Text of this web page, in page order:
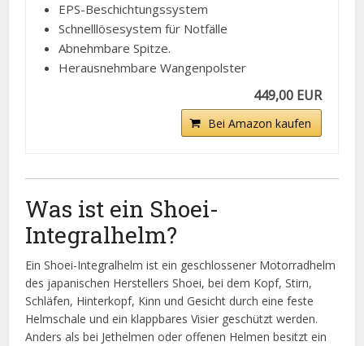
EPS-Beschichtungssystem
Schnelllösesystem für Notfälle
Abnehmbare Spitze.
Herausnehmbare Wangenpolster
449,00 EUR
Bei Amazon kaufen
Was ist ein Shoei-
Integralhelm?
Ein Shoei-Integralhelm ist ein geschlossener Motorradhelm
des japanischen Herstellers Shoei, bei dem Kopf, Stirn,
Schläfen, Hinterkopf, Kinn und Gesicht durch eine feste
Helmschale und ein klappbares Visier geschützt werden.
Anders als bei Jethelmen oder offenen Helmen besitzt ein